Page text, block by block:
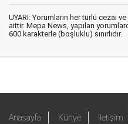
UYARI: Yorumların her türlü cezai
aittir. Mepa News, yapılan
600 karakterle (boşluklu) sınırlıdır.
Anasayfa Künye İletişim